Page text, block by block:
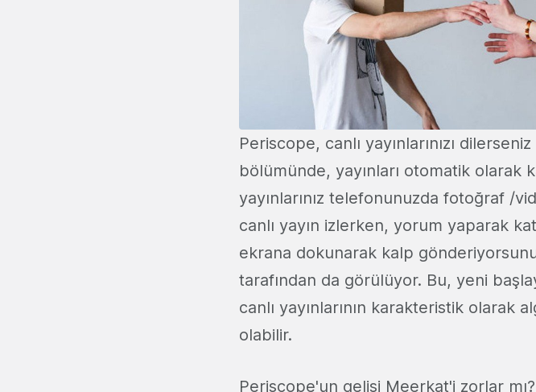
Periscope, canlı yayınlarınızı
bölümünde, yayınları otomatik olarak
yayınlarınız telefonunuzda fotoğraf /
canlı yayın izlerken, yorum yaparak
ekrana dokunarak kalp
tarafından da görülüyor. Bu, yeni
canlı yayınlarının karakteristik olarak
olabilir.
Periscope'un gelişi Meerkat'i zorlar